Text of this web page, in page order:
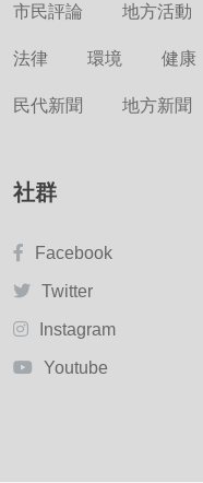
市民評論 地方活動
法律 環境 健康
民代新聞 地方新聞
社群
Facebook
Twitter
Instagram
Youtube